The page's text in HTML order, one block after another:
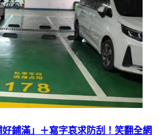
鋪滿」＋寫字哀求防刮！笑翻全網